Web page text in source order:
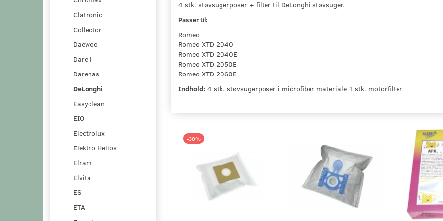
Clatronic
Collector
Daewoo
Darell
Darenas
DeLonghi
Easyclean
EIO
Electrolux
Elektro Helios
Elram
Elvita
ES
ETA
4 stk. støvsugerposer + filter til DeLonghi støvsuger.
Passer til:
Romeo
Romeo XTD 2040
Romeo XTD 2040E
Romeo XTD 2050E
Romeo XTD 2060E
Indhold: 4 stk. støvsugerposer i microfiber materiale 1 stk. motorfilter
-30%